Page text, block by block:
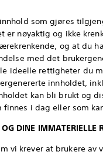
som gjøres
er nøyaktig og ikke
og at du
med det
ideelle rettigheter du
innholdet,
kan bli brukt og
i dag eller som
DINE IMMATERIELLE
vi krever at brukere